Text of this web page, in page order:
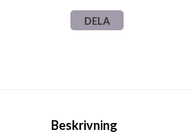
DELA
Beskrivning